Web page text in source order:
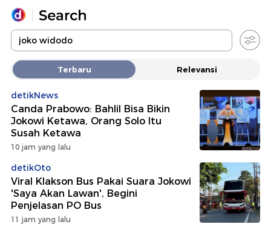
Yang sedang ramai dicari
Loading...
Promoted
Terakhir yang dicari
Terbaru Relevansi
detikNews
Canda Prabowo: Bahlil Bisa Bikin
Jokowi Ketawa, Orang Solo Itu
Susah Ketawa
10 jam yang lalu
detikOto
Viral Klakson Bus Pakai Suara Jokowi
'Saya Akan Lawan', Begini
Penjelasan PO Bus
11 jam yang lalu